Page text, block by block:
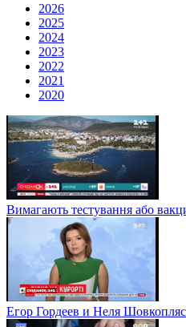
2026
2025
2024
2023
2022
2021
2020
Вимагають тестування або
Егор Гордеев и Неля